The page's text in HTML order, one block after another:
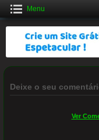
Menu
Deixe o seu
Ver
Crie uma Loja